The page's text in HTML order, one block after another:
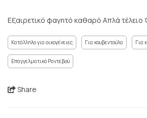
Εξαιρετικό φαγητό καθαρό Απλά τέλειο
Κατάλληλο για οικογένειες Για κουβεντούλα Για
Επαγγελματικό Ραντεβού
Share